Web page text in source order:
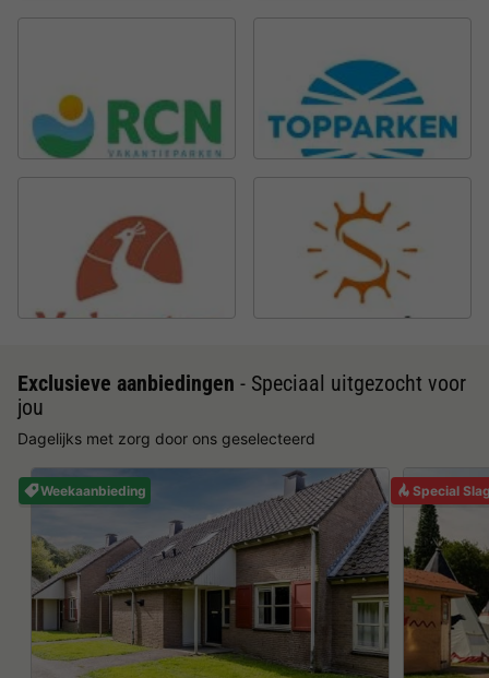
Exclusieve aanbiedingen - Speciaal uitgezocht voor
jou
Dagelijks met zorg door ons geselecteerd
Weekaanbieding Special